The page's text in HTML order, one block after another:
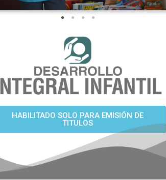
HABILITADO SOLO PARA EMISIÓN DE
TITULOS